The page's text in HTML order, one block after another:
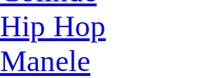
Hip Hop
Manele